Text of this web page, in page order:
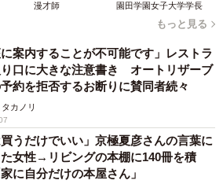
漫才師 園田学園女子大学学長
もっと見る
に案内することが不可能です」レストラ
口に大きな注意書き オートリザーブ
約を拒否するお断りに賛同者続々
カノリ
買うだけでいい」京極夏彦さんの言葉に
女性→リビングの本棚に140冊を積
に自分だけの本屋さん」